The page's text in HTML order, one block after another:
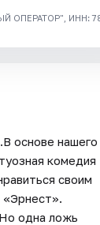
ИНН:
основе нашего
комедия
своим
одна ложь